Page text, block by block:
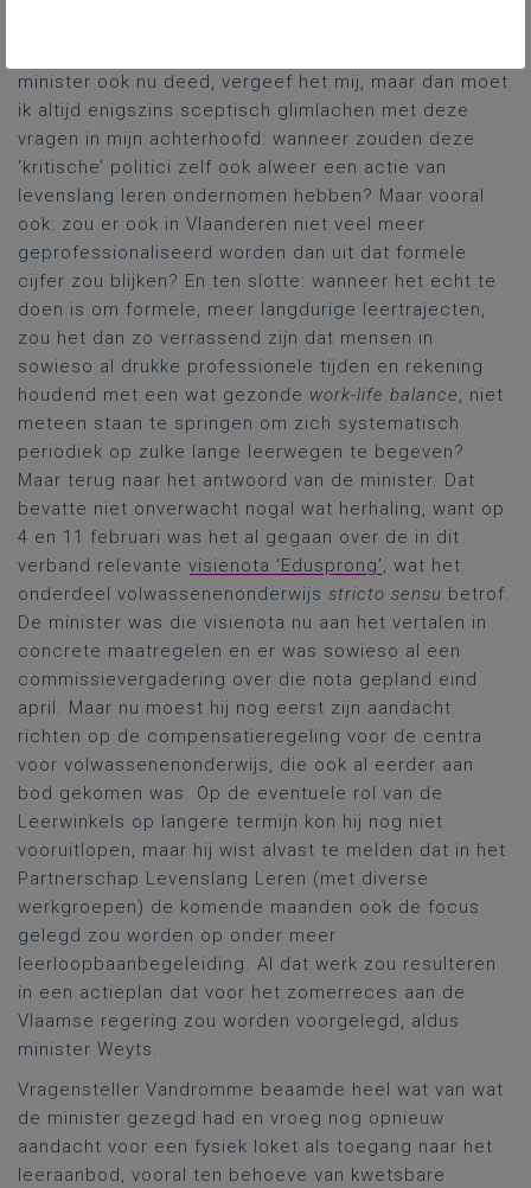
minister ook nu deed, vergeef het mij, maar dan moet
ik altijd enigszins sceptisch glimlachen met deze
vragen in mijn achterhoofd: wanneer zouden deze
‘kritische’ politici zelf ook alweer een actie van
levenslang leren ondernomen hebben? Maar vooral
ook: zou er ook in Vlaanderen niet veel meer
geprofessionaliseerd worden dan uit dat formele
cijfer zou blijken? En ten slotte: wanneer het echt te
doen is om formele, meer langdurige leertrajecten,
zou het dan zo verrassend zijn dat mensen in
sowieso al drukke professionele tijden en rekening
houdend met een wat gezonde work-life balance, niet
meteen staan te springen om zich systematisch
periodiek op zulke lange leerwegen te begeven?
Maar terug naar het antwoord van de minister. Dat
bevatte niet onverwacht nogal wat herhaling, want op
4 en 11 februari was het al gegaan over de in dit
verband relevante visienota ‘Edusprong’, wat het
onderdeel volwassenenonderwijs stricto sensu betrof.
De minister was die visienota nu aan het vertalen in
concrete maatregelen en er was sowieso al een
commissievergadering over die nota gepland eind
april. Maar nu moest hij nog eerst zijn aandacht
richten op de compensatieregeling voor de centra
voor volwassenenonderwijs, die ook al eerder aan
bod gekomen was. Op de eventuele rol van de
Leerwinkels op langere termijn kon hij nog niet
vooruitlopen, maar hij wist alvast te melden dat in het
Partnerschap Levenslang Leren (met diverse
werkgroepen) de komende maanden ook de focus
gelegd zou worden op onder meer
leerloopbaanbegeleiding. Al dat werk zou resulteren
in een actieplan dat voor het zomerreces aan de
Vlaamse regering zou worden voorgelegd, aldus
minister Weyts.
Vragensteller Vandromme beaamde heel wat van wat
de minister gezegd had en vroeg nog opnieuw
aandacht voor een fysiek loket als toegang naar het
leeraanbod, vooral ten behoeve van kwetsbare